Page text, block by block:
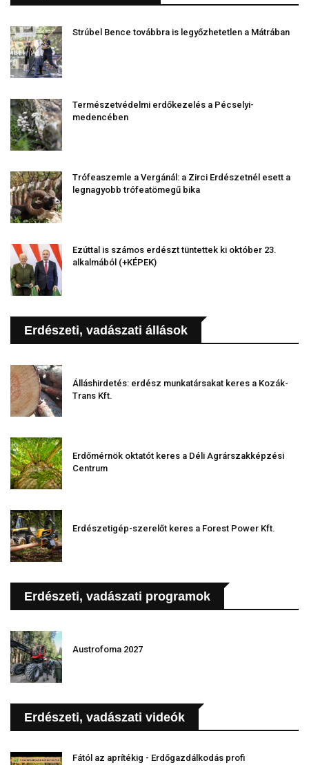
Strúbel Bence továbbra is legyőzhetetlen a Mátrában
Természetvédelmi erdőkezelés a Pécselyi-
medencében
Trófeaszemle a Vergánál: a Zirci Erdészetnél esett a
legnagyobb trófeatömegű bika
Ezúttal is számos erdészt tüntettek ki október 23.
alkalmából (+KÉPEK)
Erdészeti, vadászati állások
Álláshirdetés: erdész munkatársakat keres a Kozák-
Trans Kft.
Erdőmérnök oktatót keres a Déli Agrárszakképzési
Centrum
Erdészetigép-szerelőt keres a Forest Power Kft.
Erdészeti, vadászati programok
Austrofoma 2027
Erdészeti, vadászati videók
Fától az aprítékig - Erdőgazdálkodás profi